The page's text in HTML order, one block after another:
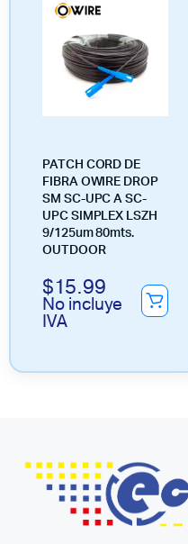
PATCH CORD DE
FIBRA OWIRE DROP
SM SC-UPC A SC-
UPC SIMPLEX LSZH
9/125um 80mts.
OUTDOOR
$15.99
No incluye
IVA